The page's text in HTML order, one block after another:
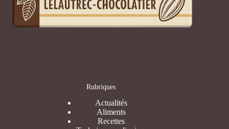
Rubriques
Actualités
Aliments
Recettes